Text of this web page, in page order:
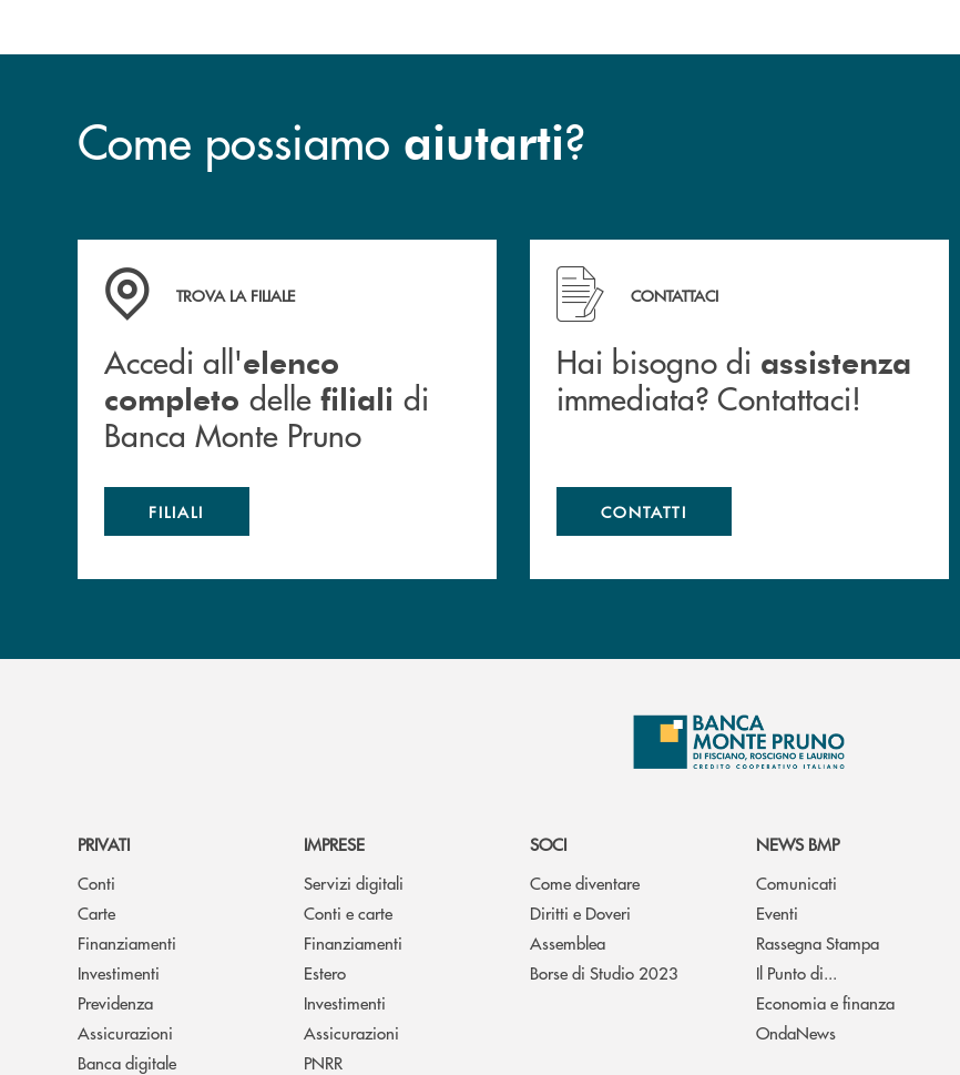
Come possiamo aiutarti?
Accedi all' elenco completo&nbsp; delle&nbsp; filiali&nbsp; di Banca Monte Pruno
TROVA LA FILIALE
Accedi all'elenco
completo delle filiali di
Banca Monte Pruno
FILIALI
Hai bisogno di assistenza immediata? Contattaci!
CONTATTACI
Hai bisogno di assistenza
immediata? Contattaci!
CONTATTI
PRIVATI
Conti
Carte
Finanziamenti
Investimenti
Previdenza
Assicurazioni
Banca digitale
IMPRESE
Servizi digitali
Conti e carte
Finanziamenti
Estero
Investimenti
Assicurazioni
PNRR
SOCI
Come diventare
Diritti e Doveri
Assemblea
Borse di Studio 2023
NEWS BMP
Comunicati
Eventi
Rassegna Stampa
Il Punto di...
Economia e finanza
OndaNews